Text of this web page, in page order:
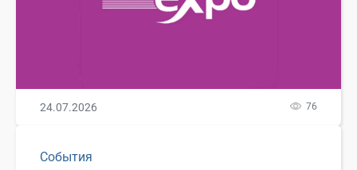
24.07.2026 76
События